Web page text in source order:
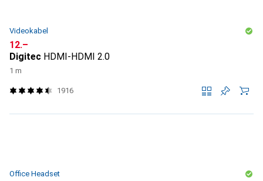
Videokabel
CHF
12.–
Digitec HDMI-HDMI 2.0
1 m
1916
Office Headset